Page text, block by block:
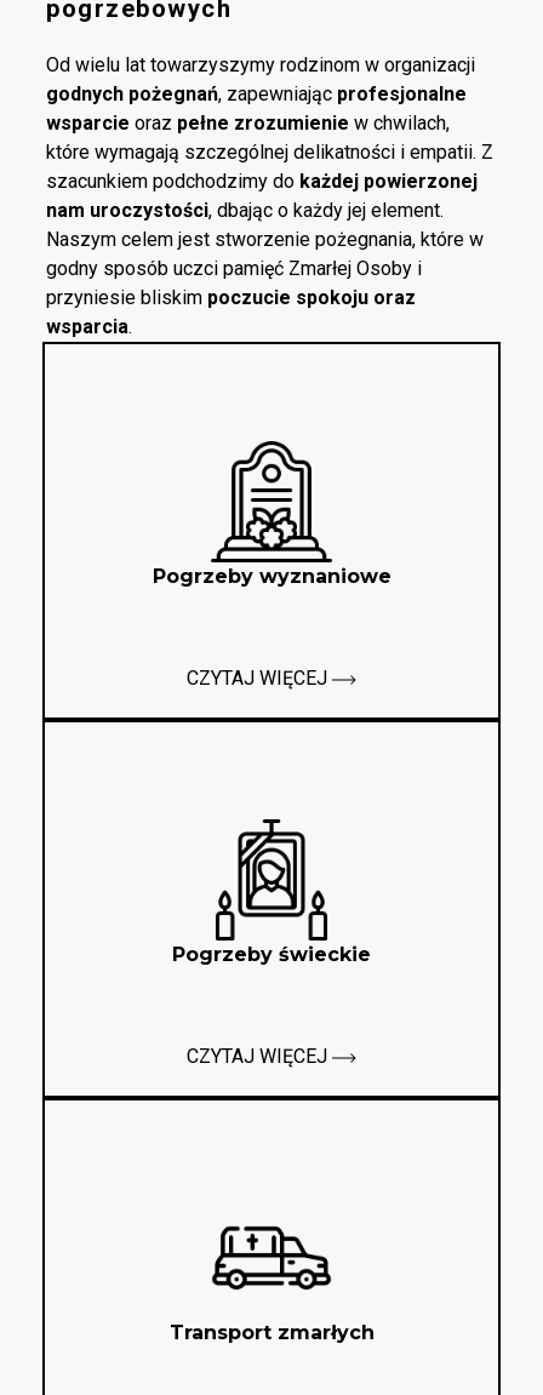
pogrzebowych
Od wielu lat towarzyszymy rodzinom w organizacji
godnych pożegnań, zapewniając profesjonalne
wsparcie oraz pełne zrozumienie w chwilach,
które wymagają szczególnej delikatności i empatii. Z
szacunkiem podchodzimy do każdej powierzonej
nam uroczystości, dbając o każdy jej element.
Naszym celem jest stworzenie pożegnania, które w
godny sposób uczci pamięć Zmarłej Osoby i
przyniesie bliskim poczucie spokoju oraz
wsparcia.
Pogrzeby wyznaniowe
CZYTAJ WIĘCEJ
Pogrzeby świeckie
CZYTAJ WIĘCEJ
Transport zmarłych